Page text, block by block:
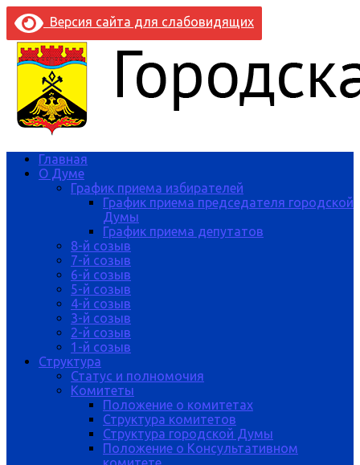
Версия сайта для слабовидящих
Главная
О Думе
График приема избирателей
График приема председателя городской
Думы
График приема депутатов
8-й созыв
7-й созыв
6-й созыв
5-й созыв
4-й созыв
3-й созыв
2-й созыв
1-й созыв
Структура
Статус и полномочия
Комитеты
Положение о комитетах
Структура комитетов
Структура городской Думы
Положение о Консультативном